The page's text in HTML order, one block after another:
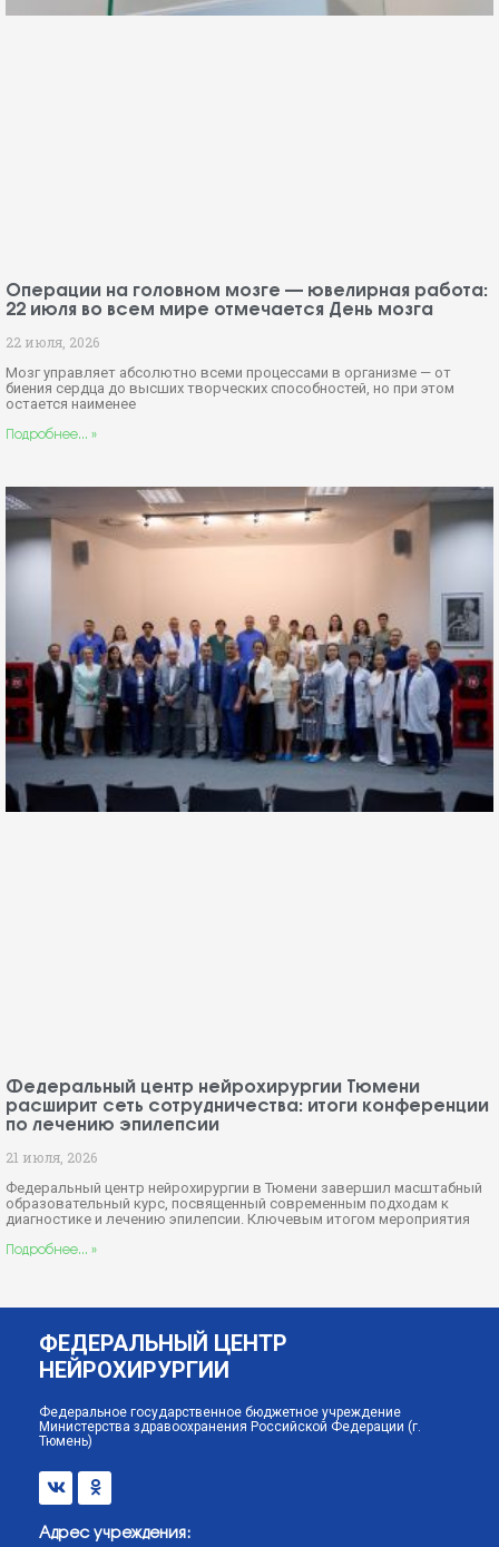
Операции на головном мозге — ювелирная работа:
22 июля во всем мире отмечается День мозга
22 июля, 2026
Мозг управляет абсолютно всеми процессами в организме — от
биения сердца до высших творческих способностей, но при этом
остается наименее
Подробнее... »
Федеральный центр нейрохирургии Тюмени
расширит сеть сотрудничества: итоги конференции
по лечению эпилепсии
21 июля, 2026
Федеральный центр нейрохирургии в Тюмени завершил масштабный
образовательный курс, посвященный современным подходам к
диагностике и лечению эпилепсии. Ключевым итогом мероприятия
Подробнее... »
ФЕДЕРАЛЬНЫЙ ЦЕНТР
НЕЙРОХИРУРГИИ
Федеральное государственное бюджетное учреждение
Министерства здравоохранения Российской Федерации (г.
Тюмень)
Адрес учреждения: